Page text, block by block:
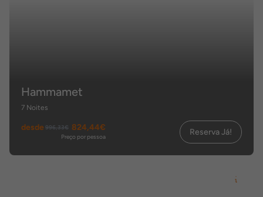
Hammamet
7 Noites
desde 996,33€ 824,44€
Preço por pessoa Reserva Já!